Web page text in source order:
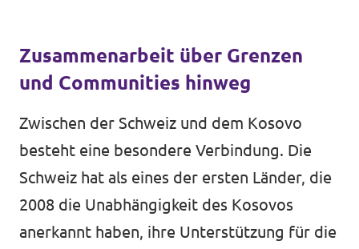
Zusammenarbeit über Grenzen
und Communities hinweg
Zwischen der Schweiz und dem Kosovo
besteht eine besondere Verbindung. Die
Schweiz hat als eines der ersten Länder, die
2008 die Unabhängigkeit des Kosovos
anerkannt haben, ihre Unterstützung für die